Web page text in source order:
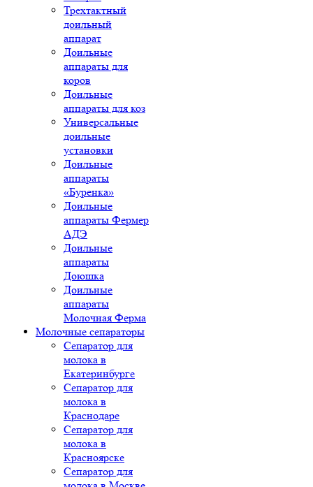
Трехтактный
доильный
аппарат
Доильные
аппараты для
коров
Доильные
аппараты для коз
Универсальные
доильные
установки
Доильные
аппараты
«Буренка»
Доильные
аппараты Фермер
АДЭ
Доильные
аппараты
Доюшка
Доильные
аппараты
Молочная Ферма
Молочные сепараторы
Сепаратор для
молока в
Екатеринбурге
Сепаратор для
молока в
Краснодаре
Сепаратор для
молока в
Красноярске
Сепаратор для